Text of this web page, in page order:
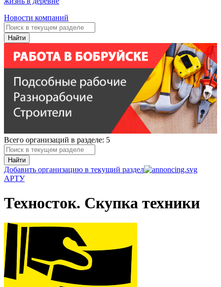
Новости компаний
Найти
Всего организаций в разделе: 5
Найти
Добавить организацию в текущий раздел
АРТУ
Техносток. Скупка техники